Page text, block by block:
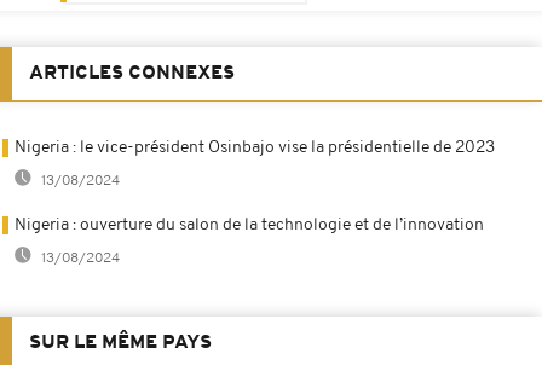
ARTICLES CONNEXES
Nigeria : le vice-président Osinbajo vise la présidentielle de 2023
13/08/2024
Nigeria : ouverture du salon de la technologie et de l’innovation
13/08/2024
SUR LE MÊME PAYS